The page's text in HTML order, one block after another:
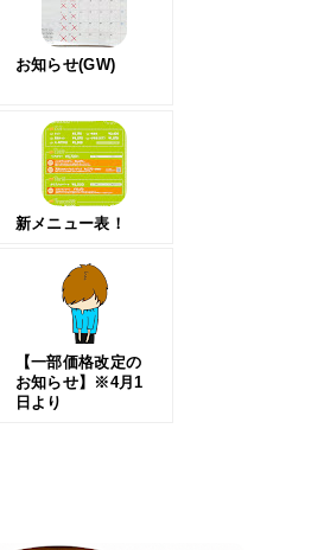
お知らせ(GW)
新メニュー表！
【一部価格改定の
お知らせ】※4月1
日より